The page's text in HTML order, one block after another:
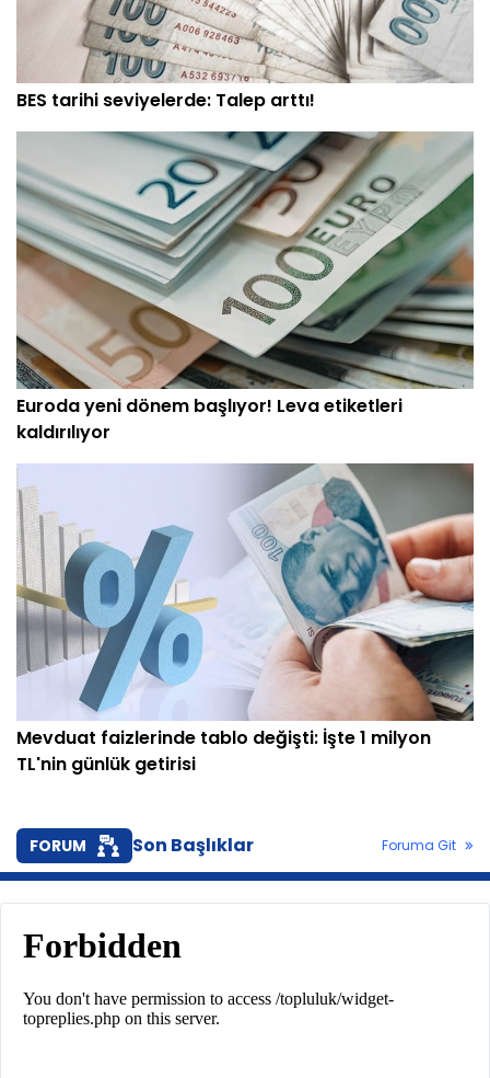
BES tarihi seviyelerde: Talep arttı!
Euroda yeni dönem başlıyor! Leva etiketleri
kaldırılıyor
Mevduat faizlerinde tablo değişti: İşte 1 milyon
TL'nin günlük getirisi
FORUM Son Başlıklar Foruma Git